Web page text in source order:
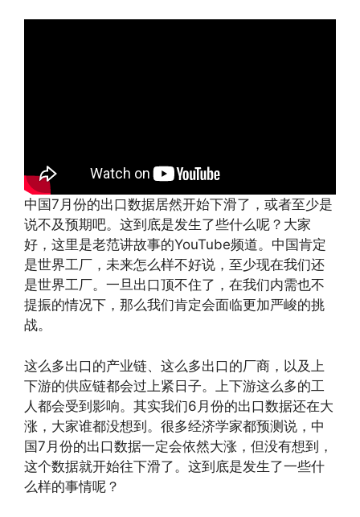
中国7月份的出口数据居然开始下滑了，或者至少是
说不及预期吧。这到底是发生了些什么呢？大家
好，这里是老范讲故事的YouTube频道。中国肯定
是世界工厂，未来怎么样不好说，至少现在我们还
是世界工厂。一旦出口顶不住了，在我们内需也不
提振的情况下，那么我们肯定会面临更加严峻的挑
战。
这么多出口的产业链、这么多出口的厂商，以及上
下游的供应链都会过上紧日子。上下游这么多的工
人都会受到影响。其实我们6月份的出口数据还在大
涨，大家谁都没想到。很多经济学家都预测说，中
国7月份的出口数据一定会依然大涨，但没有想到，
这个数据就开始往下滑了。这到底是发生了一些什
么样的事情呢？